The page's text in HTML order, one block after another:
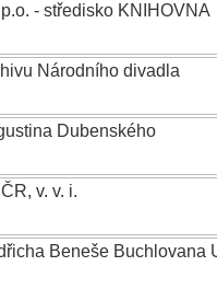
- středisko KNIHOVNA
Národního divadla
Dubenského
v. v. i.
Beneše Buchlovana